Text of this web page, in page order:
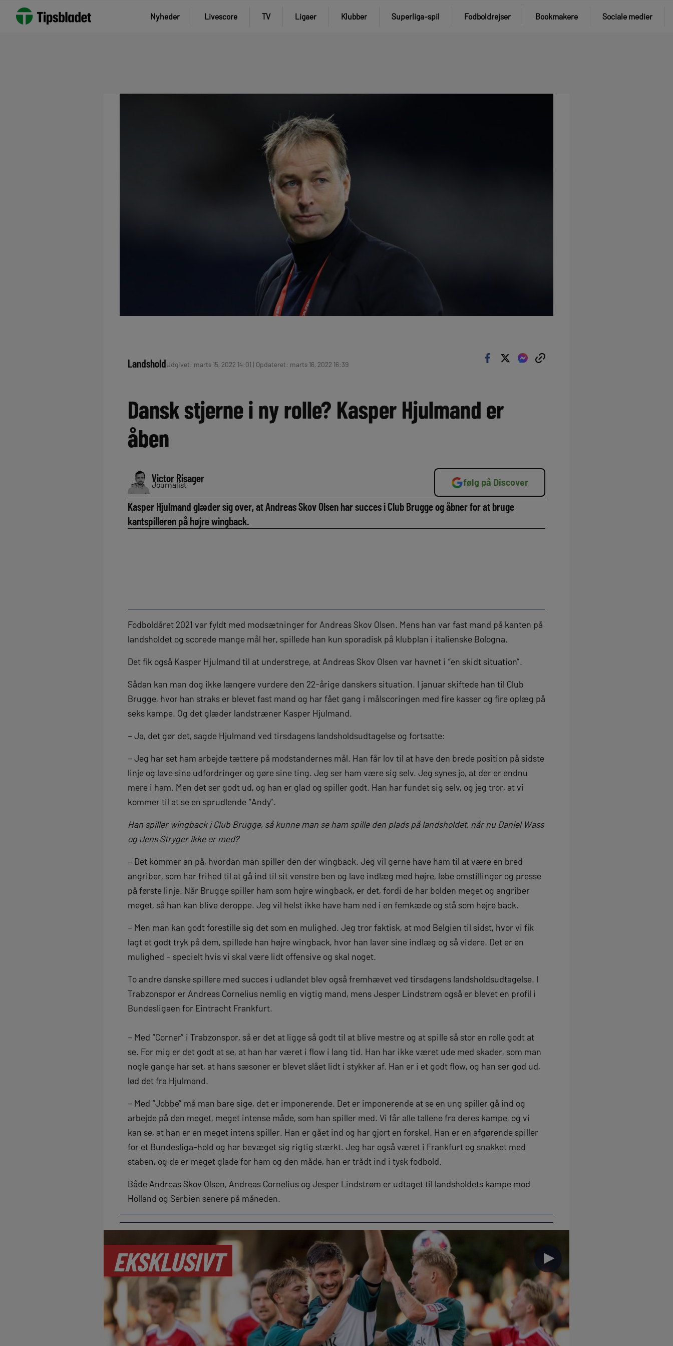
Nyheder Livescore TV Ligaer Klubber Superliga-spil Fodboldrejser Bookmakere Sociale medier
LandsholdUdgivet: marts 15, 2022 14:01 | Opdateret: marts 16, 2022 16:39
Dansk stjerne i ny rolle? Kasper Hjulmand er
åben
Victor Risager
Journalist følg på Discover
Kasper Hjulmand glæder sig over, at Andreas Skov Olsen har succes i Club Brugge og åbner for at bruge
kantspilleren på højre wingback.
Fodboldåret 2021 var fyldt med modsætninger for Andreas Skov Olsen. Mens han var fast mand på kanten på
landsholdet og scorede mange mål her, spillede han kun sporadisk på klubplan i italienske Bologna.
Det fik også Kasper Hjulmand til at understrege, at Andreas Skov Olsen var havnet i “en skidt situation”.
Sådan kan man dog ikke længere vurdere den 22-årige danskers situation. I januar skiftede han til Club
Brugge, hvor han straks er blevet fast mand og har fået gang i målscoringen med fire kasser og fire oplæg på
seks kampe. Og det glæder landstræner Kasper Hjulmand.
– Ja, det gør det, sagde Hjulmand ved tirsdagens landsholdsudtagelse og fortsatte:
– Jeg har set ham arbejde tættere på modstandernes mål. Han får lov til at have den brede position på sidste
linje og lave sine udfordringer og gøre sine ting. Jeg ser ham være sig selv. Jeg synes jo, at der er endnu
mere i ham. Men det ser godt ud, og han er glad og spiller godt. Han har fundet sig selv, og jeg tror, at vi
kommer til at se en sprudlende “Andy”.
Han spiller wingback i Club Brugge, så kunne man se ham spille den plads på landsholdet, når nu Daniel Wass
og Jens Stryger ikke er med?
– Det kommer an på, hvordan man spiller den der wingback. Jeg vil gerne have ham til at være en bred
angriber, som har frihed til at gå ind til sit venstre ben og lave indlæg med højre, løbe omstillinger og presse
på første linje. Når Brugge spiller ham som højre wingback, er det, fordi de har bolden meget og angriber
meget, så han kan blive deroppe. Jeg vil helst ikke have ham ned i en femkæde og stå som højre back.
– Men man kan godt forestille sig det som en mulighed. Jeg tror faktisk, at mod Belgien til sidst, hvor vi fik
lagt et godt tryk på dem, spillede han højre wingback, hvor han laver sine indlæg og så videre. Det er en
mulighed – specielt hvis vi skal være lidt offensive og skal noget.
To andre danske spillere med succes i udlandet blev også fremhævet ved tirsdagens landsholdsudtagelse. I
Trabzonspor er Andreas Cornelius nemlig en vigtig mand, mens Jesper Lindstrøm også er blevet en profil i
Bundesligaen for Eintracht Frankfurt.
– Med “Corner” i Trabzonspor, så er det at ligge så godt til at blive mestre og at spille så stor en rolle godt at
se. For mig er det godt at se, at han har været i flow i lang tid. Han har ikke været ude med skader, som man
nogle gange har set, at hans sæsoner er blevet slået lidt i stykker af. Han er i et godt flow, og han ser god ud,
lød det fra Hjulmand.
– Med “Jobbe” må man bare sige, det er imponerende. Det er imponerende at se en ung spiller gå ind og
arbejde på den meget, meget intense måde, som han spiller med. Vi får alle tallene fra deres kampe, og vi
kan se, at han er en meget intens spiller. Han er gået ind og har gjort en forskel. Han er en afgørende spiller
for et Bundesliga-hold og har bevæget sig rigtig stærkt. Jeg har også været i Frankfurt og snakket med
staben, og de er meget glade for ham og den måde, han er trådt ind i tysk fodbold.
Både Andreas Skov Olsen, Andreas Cornelius og Jesper Lindstrøm er udtaget til landsholdets kampe mod
Holland og Serbien senere på måneden.
EKSKLUSIVT ►